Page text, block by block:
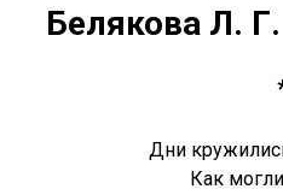
Белякова Л.
Дни
Как